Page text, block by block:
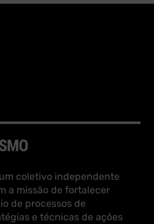
coletivo independente
a missão de fortalecer
de processos de
e técnicas de ações